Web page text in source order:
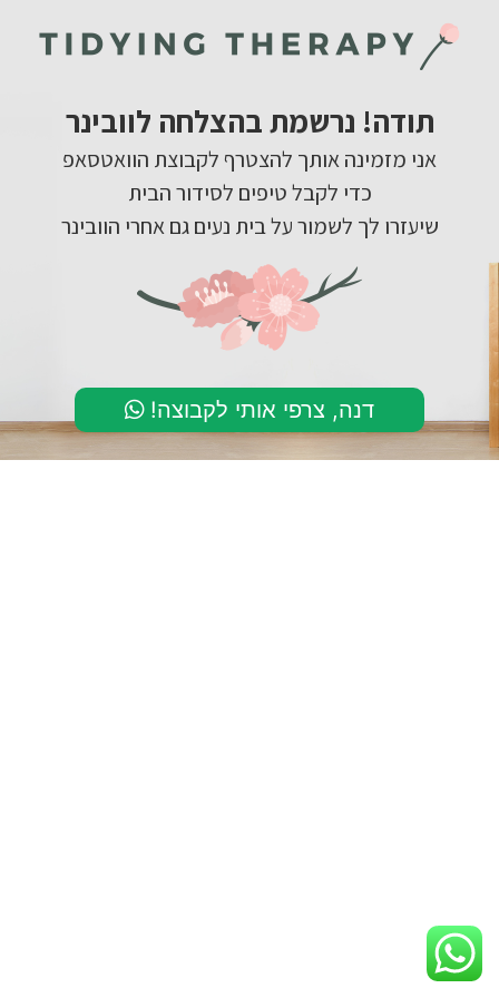
תודה! נרשמת בהצלחה לוובינר
אני מזמינה אותך להצטרף לקבוצת הוואטסאפ
כדי לקבל טיפים לסידור הבית
שיעזרו לך לשמור על בית נעים גם אחרי הוובינר
דנה, צרפי אותי לקבוצה!